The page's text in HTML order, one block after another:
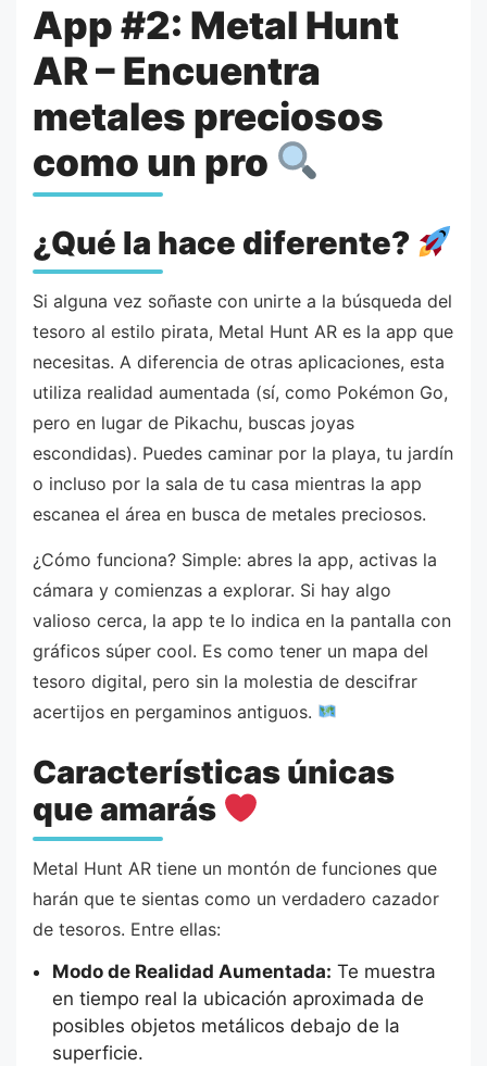
App #2: Metal Hunt
AR – Encuentra
metales preciosos
como un pro
¿Qué la hace diferente?
Si alguna vez soñaste con unirte a la búsqueda del
tesoro al estilo pirata, Metal Hunt AR es la app que
necesitas. A diferencia de otras aplicaciones, esta
utiliza realidad aumentada (sí, como Pokémon Go,
pero en lugar de Pikachu, buscas joyas
escondidas). Puedes caminar por la playa, tu jardín
o incluso por la sala de tu casa mientras la app
escanea el área en busca de metales preciosos.
¿Cómo funciona? Simple: abres la app, activas la
cámara y comienzas a explorar. Si hay algo
valioso cerca, la app te lo indica en la pantalla con
gráficos súper cool. Es como tener un mapa del
tesoro digital, pero sin la molestia de descifrar
acertijos en pergaminos antiguos.
Características únicas
que amarás
Metal Hunt AR tiene un montón de funciones que
harán que te sientas como un verdadero cazador
de tesoros. Entre ellas:
Modo de Realidad Aumentada: Te muestra
en tiempo real la ubicación aproximada de
posibles objetos metálicos debajo de la
superficie.